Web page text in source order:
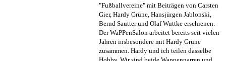
"Fußballvereine" mit Beiträgen von Carsten
Gier, Hardy Grüne, Hansjürgen Jablonski,
Bernd Sautter und Olaf Wuttke erschienen.
Der WaPPenSalon arbeitet bereits seit vielen
Jahren insbesondere mit Hardy Grüne
zusammen. Hardy und ich teilen dasselbe